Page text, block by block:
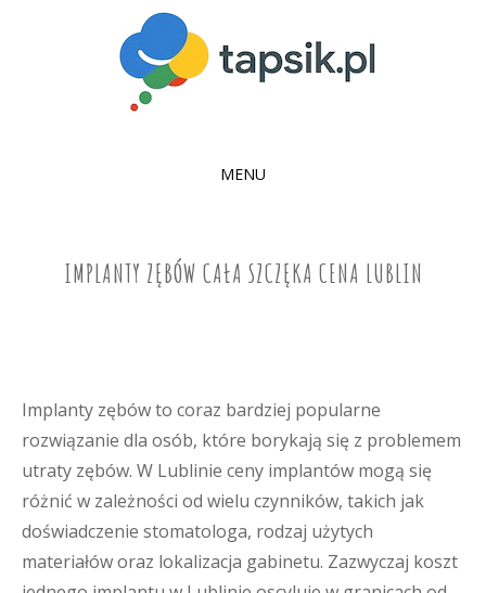
MENU
CONTENTIMPLANTY ZĘBÓW CAŁA SZCZĘKA CENA LUBLIN
Implanty zębów to coraz bardziej popularne
rozwiązanie dla osób, które borykają się z problemem
utraty zębów. W Lublinie ceny implantów mogą się
różnić w zależności od wielu czynników, takich jak
doświadczenie stomatologa, rodzaj użytych
materiałów oraz lokalizacja gabinetu. Zazwyczaj koszt